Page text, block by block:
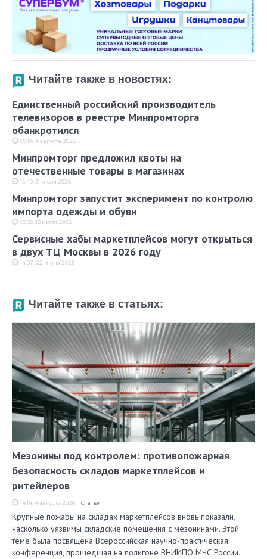
Читайте также в новостях:
Единственный российский производитель
телевизоров в реестре Минпромторга
обанкротился
09:14, 4 августа 2026
Минпромторг предложил квоты на
отечественные товары в магазинах
15:40, 31 июля 2026
Минпромторг запустит эксперимент по контролю
импорта одежды и обуви
09:39, 13 июля 2026
Сервисные хабы маркетплейсов могут открыться
в двух ТЦ Москвы в 2026 году
14:07, 22 июня 2026
Читайте также в статьях:
Мезонины под контролем: противопожарная
безопасность складов маркетплейсов и
ритейлеров
14:14, 4 августа 2026 Статьи
Крупные пожары на складах маркетплейсов вновь показали,
насколько уязвимы складские помещения с мезонинами. Этой
теме была посвящена Всероссийская научно-практическая
конференция, прошедшая на полигоне ВНИИПО МЧС России.